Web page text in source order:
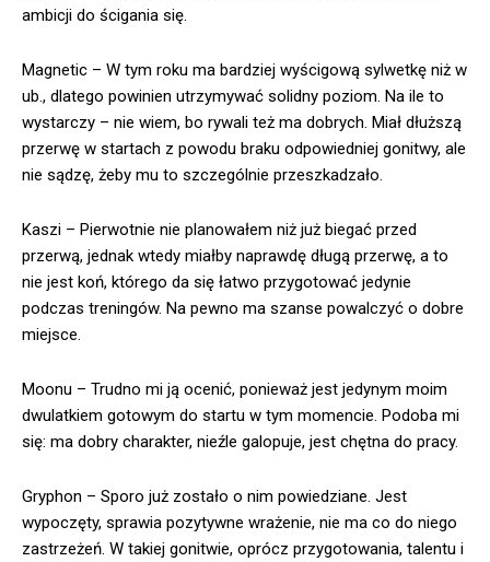
ambicji do ścigania się.
Magnetic – W tym roku ma bardziej wyścigową sylwetkę niż w
ub., dlatego powinien utrzymywać solidny poziom. Na ile to
wystarczy – nie wiem, bo rywali też ma dobrych. Miał dłuższą
przerwę w startach z powodu braku odpowiedniej gonitwy, ale
nie sądzę, żeby mu to szczególnie przeszkadzało.
Kaszi – Pierwotnie nie planowałem niż już biegać przed
przerwą, jednak wtedy miałby naprawdę długą przerwę, a to
nie jest koń, którego da się łatwo przygotować jedynie
podczas treningów. Na pewno ma szanse powalczyć o dobre
miejsce.
Moonu – Trudno mi ją ocenić, ponieważ jest jedynym moim
dwulatkiem gotowym do startu w tym momencie. Podoba mi
się: ma dobry charakter, nieźle galopuje, jest chętna do pracy.
Gryphon – Sporo już zostało o nim powiedziane. Jest
wypoczęty, sprawia pozytywne wrażenie, nie ma co do niego
zastrzeżeń. W takiej gonitwie, oprócz przygotowania, talentu i